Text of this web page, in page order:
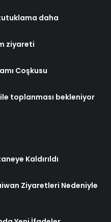
daha
ziyareti
Coşkusu
ile toplanması bekleniyor
Kaldırıldı
Ziyaretleri Nedeniyle